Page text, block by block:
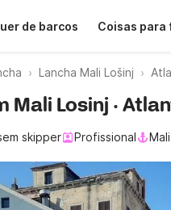
de barcos Coisas para
Lancha Mali Lošinj
Mali Losinj ·
skipper Profissional